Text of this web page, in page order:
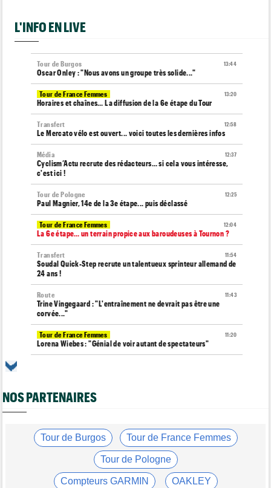
L'INFO EN LIVE
13:44
Tour de Burgos
Oscar Onley : "Nous avons un groupe très solide..."
13:20
Tour de France Femmes
Horaires et chaînes… La diffusion de la 6e étape du Tour
12:58
Transfert
Le Mercato vélo est ouvert... voici toutes les dernières infos
12:37
Média
Cyclism’Actu recrute des rédacteurs… si cela vous intéresse,
c'est ici !
12:25
Tour de Pologne
Paul Magnier, 14e de la 3e étape... puis déclassé
12:04
Tour de France Femmes
La 6e étape… un terrain propice aux baroudeuses à Tournon ?
11:54
Transfert
Soudal Quick-Step recrute un talentueux sprinteur allemand de
24 ans !
11:43
Route
Trine Vingegaard : "L'entraînement ne devrait pas être une
corvée..."
11:20
Tour de France Femmes
Lorena Wiebes : "Génial de voir autant de spectateurs"
Route
Isaac Del Toro prolonge avec la formation UAE Team Emirates-
10:36
Tour de Pologne
Diffusion TV... quelle heure et quelle chaîne la 4e étape ?
Joe Blackmore devrait rejoindre une grosse formation
WorldTour
NOS PARTENAIRES
Tour de Burgos Tour de France Femmes
Tour de Pologne
Compteurs GARMIN OAKLEY